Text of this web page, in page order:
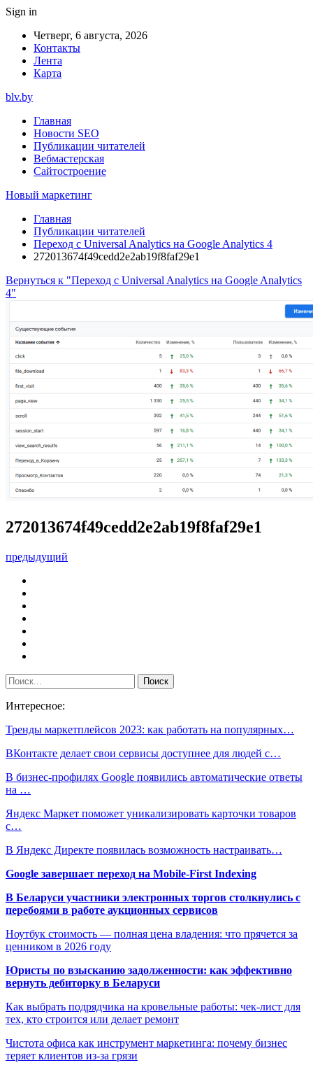
Sign in
Четверг, 6 августа, 2026
Контакты
Лента
Карта
blv.by
Главная
Новости SEO
Публикации читателей
Вебмастерская
Сайтостроение
Новый маркетинг
Главная
Публикации читателей
Переход с Universal Analytics на Google Analytics 4
272013674f49cedd2e2ab19f8faf29e1
Вернуться к "Переход с Universal Analytics на Google Analytics
4"
272013674f49cedd2e2ab19f8faf29e1
предыдущий
Интересное:
Тренды маркетплейсов 2023: как работать на популярных…
ВКонтакте делает свои сервисы доступнее для людей с…
В бизнес-профилях Google появились автоматические ответы
на …
Яндекс Маркет поможет уникализировать карточки товаров
с…
В Яндекс Директе появилась возможность настраивать…
Google завершает переход на Mobile-First Indexing
В Беларуси участники электронных торгов столкнулись с
перебоями в работе аукционных сервисов
Ноутбук стоимость — полная цена владения: что прячется за
ценником в 2026 году
Юристы по взысканию задолженности: как эффективно
вернуть дебиторку в Беларуси
Как выбрать подрядчика на кровельные работы: чек-лист для
тех, кто строится или делает ремонт
Чистота офиса как инструмент маркетинга: почему бизнес
теряет клиентов из-за грязи